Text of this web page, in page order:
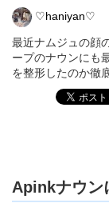
♡haniyan♡
最近ナムジュの顔
ープのナウンにも
を整形したのか徹
Apinkナウン